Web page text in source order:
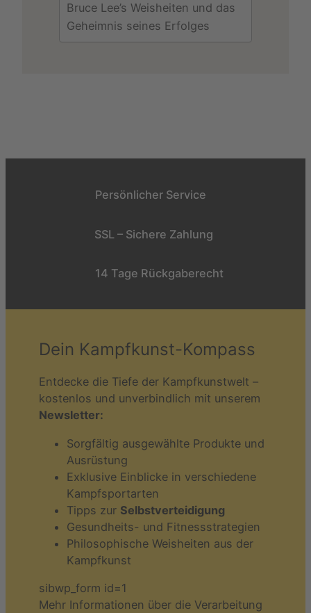
Bruce Lee’s Weisheiten und das
Geheimnis seines Erfolges
Persönlicher Service
SSL – Sichere Zahlung
14 Tage Rückgaberecht
Dein Kampfkunst-Kompass
Entdecke die Tiefe der Kampfkunstwelt –
kostenlos und unverbindlich mit unserem
Newsletter:
Sorgfältig ausgewählte Produkte und
Ausrüstung
Exklusive Einblicke in verschiedene
Kampfsportarten
Tipps zur Selbstverteidigung
Gesundheits- und Fitnessstrategien
Philosophische Weisheiten aus der
Kampfkunst
sibwp_form id=1
Mehr Informationen über die Verarbeitung